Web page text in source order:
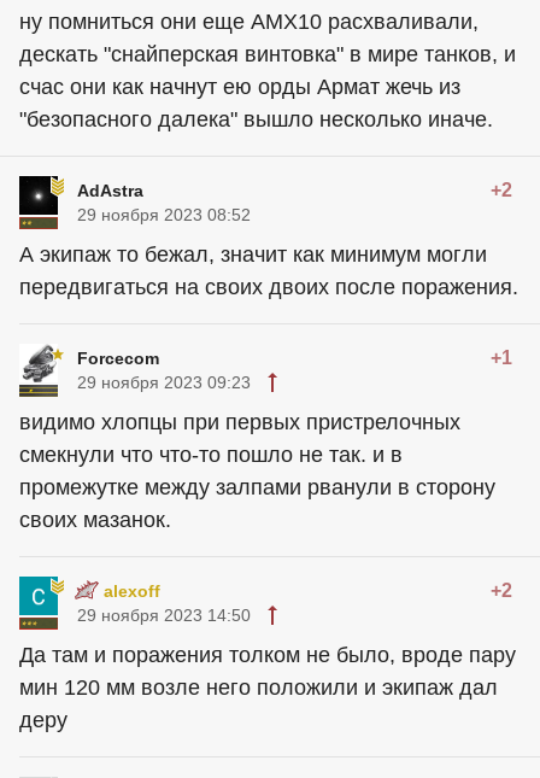
ну помниться они еще АМХ10 расхваливали,
дескать "снайперская винтовка" в мире танков, и
счас они как начнут ею орды Армат жечь из
"безопасного далека" вышло несколько иначе.
AdAstra +2
29 ноября 2023 08:52
А экипаж то бежал, значит как минимум могли
передвигаться на своих двоих после поражения.
Forcecom +1
29 ноября 2023 09:23
видимо хлопцы при первых пристрелочных
смекнули что что-то пошло не так. и в
промежутке между залпами рванули в сторону
своих мазанок.
alexoff +2
29 ноября 2023 14:50
Да там и поражения толком не было, вроде пару
мин 120 мм возле него положили и экипаж дал
деру